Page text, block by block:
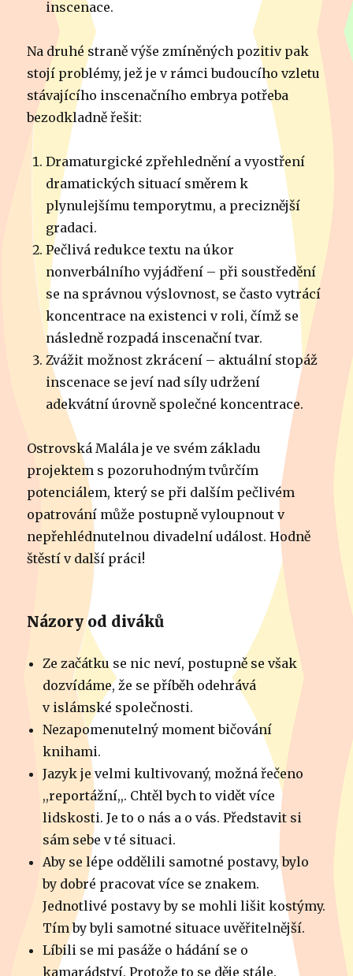
inscenace.
Na druhé straně výše zmíněných pozitiv pak
stojí problémy, jež je v rámci budoucího vzletu
stávajícího inscenačního embrya potřeba
bezodkladně řešit:
Dramaturgické zpřehlednění a vyostření
dramatických situací směrem k
plynulejšímu temporytmu, a preciznější
gradaci.
Pečlivá redukce textu na úkor
nonverbálního vyjádření – při soustředění
se na správnou výslovnost, se často vytrácí
koncentrace na existenci v roli, čímž se
následně rozpadá inscenační tvar.
Zvážit možnost zkrácení – aktuální stopáž
inscenace se jeví nad síly udržení
adekvátní úrovně společné koncentrace.
Ostrovská Malála je ve svém základu
projektem s pozoruhodným tvůrčím
potenciálem, který se při dalším pečlivém
opatrování může postupně vyloupnout v
nepřehlédnutelnou divadelní událost. Hodně
štěstí v další práci!
Názory od diváků
Ze začátku se nic neví, postupně se však
dozvídáme, že se příběh odehrává
v islámské společnosti.
Nezapomenutelný moment bičování
knihami.
Jazyk je velmi kultivovaný, možná řečeno
,,reportážní,,. Chtěl bych to vidět více
lidskosti. Je to o nás a o vás. Představit si
sám sebe v té situaci.
Aby se lépe oddělili samotné postavy, bylo
by dobré pracovat více se znakem.
Jednotlivé postavy by se mohli lišit kostýmy.
Tím by byli samotné situace uvěřitelnější.
Líbili se mi pasáže o hádání se o
kamarádství. Protože to se děje stále.